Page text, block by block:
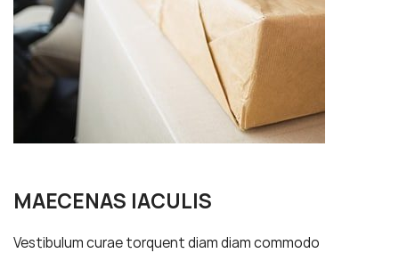
MAECENAS IACULIS
Vestibulum curae torquent diam diam commodo